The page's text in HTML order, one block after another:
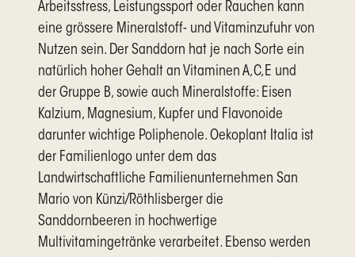
Arbeitsstress, Leistungssport oder Rauchen kann
eine grössere Mineralstoff- und Vitaminzufuhr von
Nutzen sein. Der Sanddorn hat je nach Sorte ein
natürlich hoher Gehalt an Vitaminen A,C,E und
der Gruppe B, sowie auch Mineralstoffe: Eisen
Kalzium, Magnesium, Kupfer und Flavonoide
darunter wichtige Poliphenole. Oekoplant Italia ist
der Familienlogo unter dem das
Landwirtschaftliche Familienunternehmen San
Mario von Künzi/Röthlisberger die
Sanddornbeeren in hochwertige
Multivitamingetränke verarbeitet. Ebenso werden